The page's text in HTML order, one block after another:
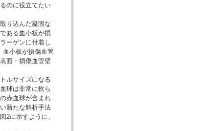
のに役立てたい
り込んだ凝固な
ある血小板が損
ーゲンに付着し
血小板が損傷血管
面・損傷血管壁
ルサイズになる
球は非常に軟ら
赤血球が含まれ
新たな解析手法
2に示すように、